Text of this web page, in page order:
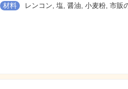
材料 レンコン, 塩, 醤油, 小麦粉, 市販